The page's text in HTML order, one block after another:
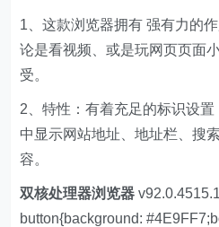
1、这款浏览器拥有 强有力的
论是看视频、或是玩网页页面
受。
2、特性：有着充足的标识设
中显示网站地址、地址栏、搜
容。
双核处理器浏览器
button{background: